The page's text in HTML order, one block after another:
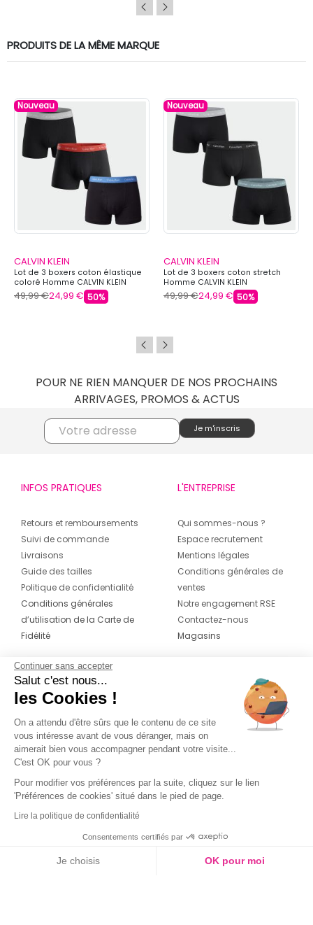
PRODUITS DE LA MÊME MARQUE
Nouveau
CALVIN KLEIN
Lot de 3 boxers coton élastique
coloré Homme CALVIN KLEIN
49,99 €24,99 € 50%
Nouveau
CALVIN KLEIN
Lot de 3 boxers coton stretch
Homme CALVIN KLEIN
49,99 €24,99 € 50%
POUR NE RIEN MANQUER DE NOS PROCHAINS
ARRIVAGES, PROMOS & ACTUS
INFOS PRATIQUES
Retours et remboursements
Suivi de commande
Livraisons
Guide des tailles
Politique de confidentialité
Conditions générales
d’utilisation de la Carte de
Fidélité
L'ENTREPRISE
Qui sommes-nous ?
Espace recrutement
Mentions légales
Conditions générales de
ventes
Notre engagement RSE
Contactez-nous
Magasins
CONTACT
04 42 20 78 42
Du lundi au jeudi de 8h30 à 16h30 & le
vendredi de 8h30 à 15h30
Continuer sans accepter
Salut c'est nous...
les Cookies !
On a attendu d'être sûrs que le contenu de ce site
vous intéresse avant de vous déranger, mais on
aimerait bien vous accompagner pendant votre visite...
C'est OK pour vous ?
Pour modifier vos préférences par la suite, cliquez sur le lien
'Préférences de cookies' situé dans le pied de page.
Lire la politique de confidentialité
Consentements certifiés par
Je choisis OK pour moi